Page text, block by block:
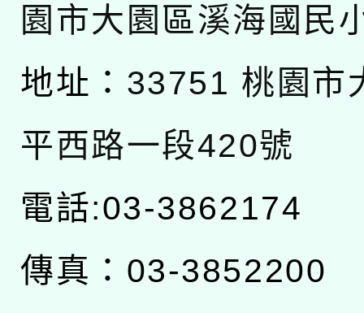
園市大園區溪海國民
地址： 33751 桃園市
平西路一段420號
電話:03-3862174
傳真：03-3852200